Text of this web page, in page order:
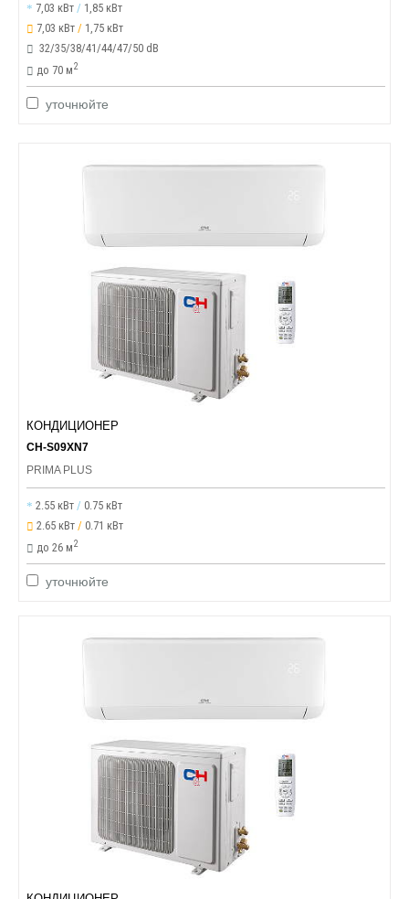
7,03 кВт / 1,85 кВт
7,03 кВт / 1,75 кВт
32/35/38/41/44/47/50 dB
до 70 м2
уточнюйте
КОНДИЦИОНЕР
CH-S09XN7
PRIMA PLUS
2.55 кВт / 0.75 кВт
2.65 кВт / 0.71 кВт
до 26 м2
уточнюйте